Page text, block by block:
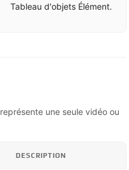
Tableau d'objets Élément.
représente une seule vidéo ou
DESCRIPTION